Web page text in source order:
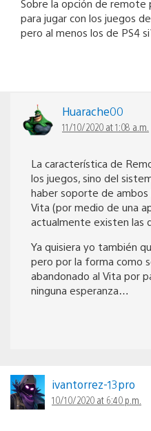
Sobre la opción de remote
para jugar con los juegos
pero al menos los de PS4
Huarache00
11/10/2020 at 1:08 a.m.
La característica de
los juegos, sino del
haber soporte de ambos
Vita (por medio de una
actualmente existen las
Ya quisiera yo también
pero por la forma como
abandonado al Vita por
ninguna esperanza…
ivantorrez-13pro
10/10/2020 at 6:40 p.m.